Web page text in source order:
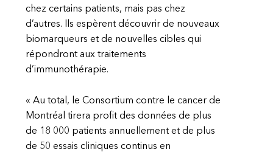
chez certains patients, mais pas chez
d’autres. Ils espèrent découvrir de nouveaux
biomarqueurs et de nouvelles cibles qui
répondront aux traitements
d’immunothérapie.
« Au total, le Consortium contre le cancer de
Montréal tirera profit des données de plus
de 18 000 patients annuellement et de plus
de 50 essais cliniques continus en